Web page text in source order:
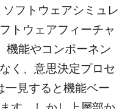
フトウェアシミュレ
トウェアフィーチャ
機能やコンポーネン
く、意思決定プロセ
一見すると機能ベー